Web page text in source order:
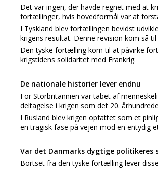
Det var ingen, der havde regnet med at
fortællinger, hvis hovedformål var at
I Tyskland blev fortællingen bevidst
krigens resultat. Denne revision kom så
Den tyske fortælling kom til at påvirke
krigstidens solidaritet med Frankrig.
De nationale historier lever endnu
For Storbritannien var tabet af
deltagelse i krigen som det 20.
I Rusland blev krigen opfattet som et
en tragisk fase på vejen mod en entydig
Var det Danmarks dygtige politikeres
Bortset fra den tyske fortælling lever